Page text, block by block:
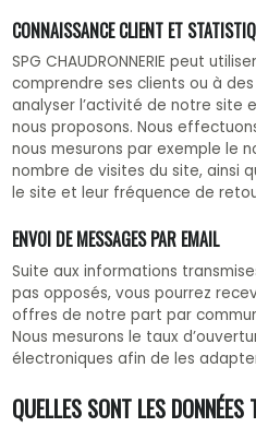
CONNAISSANCE CLIENT ET
SPG CHAUDRONNERIE peut
comprendre ses clients ou à
analyser l’activité de notre site
nous proposons. Nous
nous mesurons par exemple le
nombre de visites du site, ainsi
le site et leur fréquence de
ENVOI DE MESSAGES PAR EMAIL
Suite aux informations
pas opposés, vous pourrez
offres de notre part par
Nous mesurons le taux
électroniques afin de les
QUELLES SONT LES DONNÉES